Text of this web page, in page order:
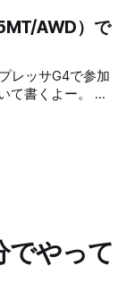
数
きているのか、
明です。 安全
い病気をしたこ
病気になった
宅での検査（検
考過程や試行錯
なんだかいつも
いほうに倒れると
れたらいけない。
AWD）で
レッサG4で参加
て書くよー。 結
うって考えたの
ムカーナってい
もらうようにな
でやって